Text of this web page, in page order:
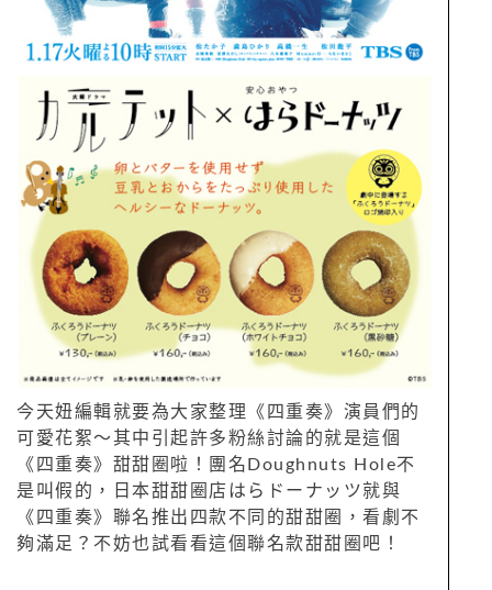
今天妞編輯就要為大家整理《四重奏》演員們的
可愛花絮～其中引起許多粉絲討論的就是這個
《四重奏》甜甜圈啦！團名Doughnuts Hole不
是叫假的，日本甜甜圈店はらドーナッツ就與
《四重奏》聯名推出四款不同的甜甜圈，看劇不
夠滿足？不妨也試看看這個聯名款甜甜圈吧！